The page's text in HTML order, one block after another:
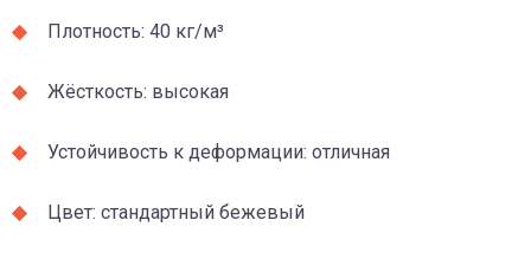
Плотность: 40 кг/м³
Жёсткость: высокая
Устойчивость к деформации: отличная
Цвет: стандартный бежевый